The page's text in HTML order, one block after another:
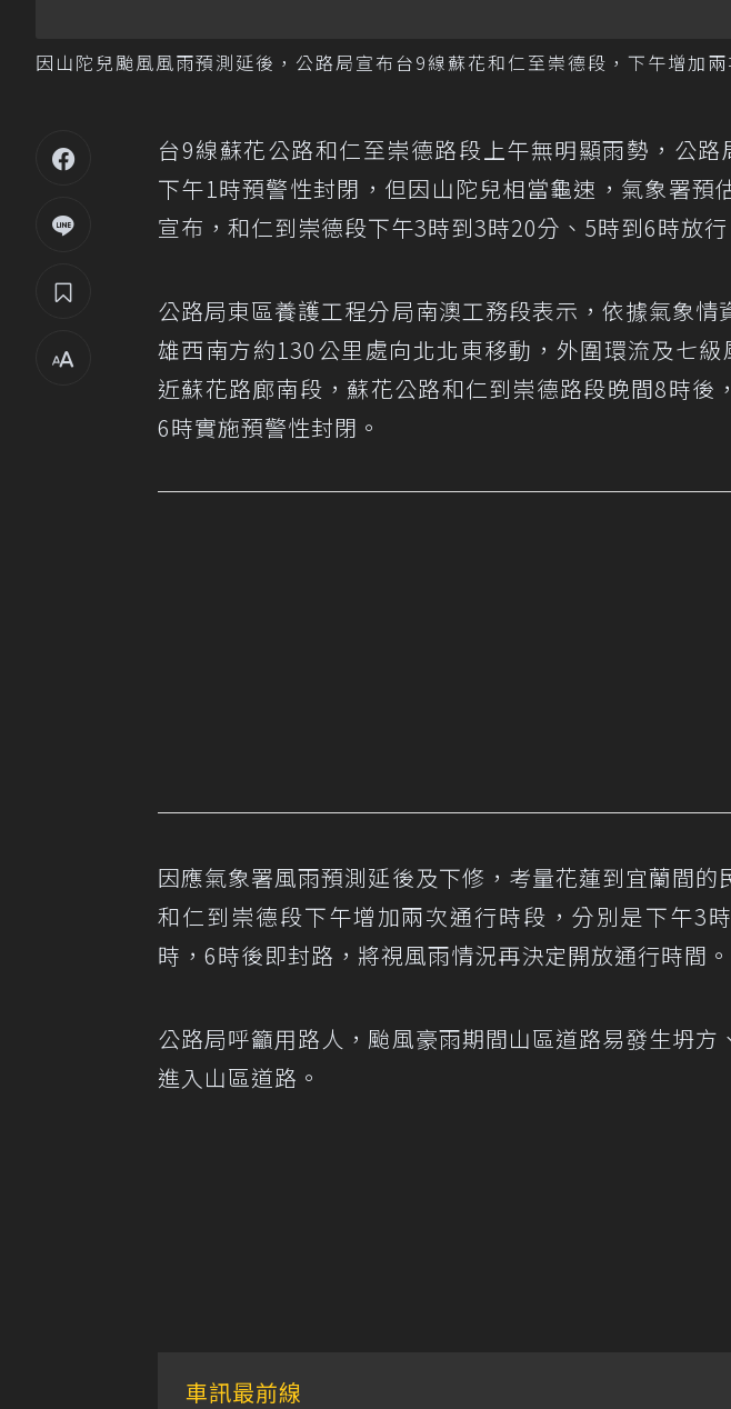
因山陀兒颱風風雨預測延後，公路局宣布台9線蘇花和仁至崇德段，下午增加
台9線蘇花公路和仁至崇德路段上午無明顯雨勢，公
下午1時預警性封閉，但因山陀兒相當龜速，氣象署預
宣布，和仁到崇德段下午3時到3時20分、5時到6時放
公路局東區養護工程分局南澳工務段表示，依據氣象
雄西南方約130公里處向北北東移動，外圍環流及七
近蘇花路廊南段，蘇花公路和仁到崇德路段晚間8時後
6時實施預警性封閉。
因應氣象署風雨預測延後及下修，考量花蓮到宜蘭間的
和仁到崇德段下午增加兩次通行時段，分別是下午3
時，6時後即封路，將視風雨情況再決定開放通行時間。
公路局呼籲用路人，颱風豪雨期間山區道路易發生坍
進入山區道路。
車訊最前線